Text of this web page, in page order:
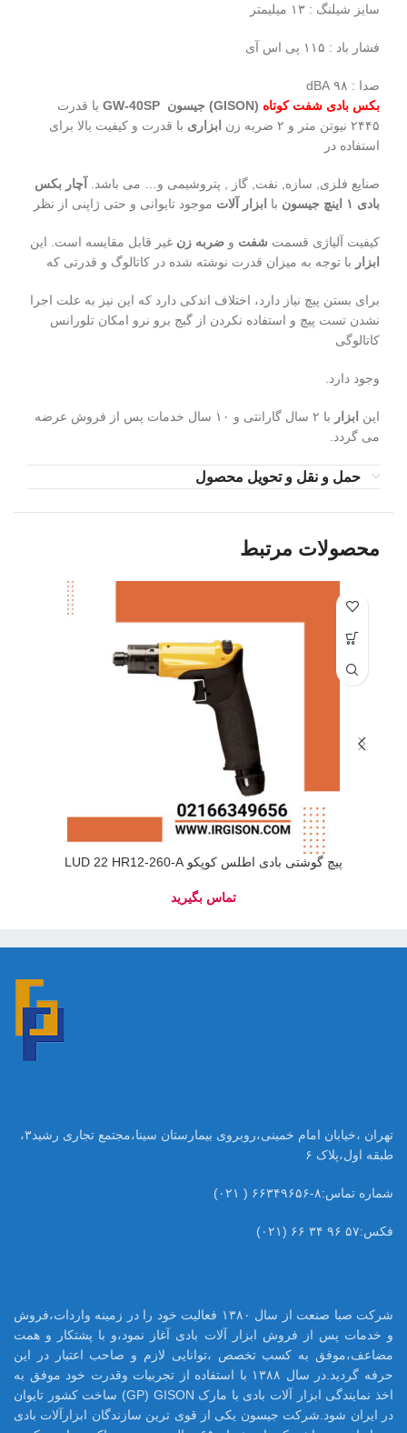
سایز شیلنگ : ۱۳ میلیمتر
فشار باد : ۱۱۵ پی اس آی
صدا : ۹۸ dBA
بکس بادی شفت کوتاه (GISON) جیسون GW-40SP
با قدرت
۲۴۴۵ نیوتن متر و ۲ ضربه زن
ابزاری با قدرت و کیفیت بالا برای
استفاده در
صنایع فلزی, سازه, نفت, گاز , پتروشیمی و… می باشد.
آچار بکس
بادی ۱ اینچ جیسون
با ابزار آلات موجود تایوانی و حتی ژاپنی از نظر
کیفیت آلیاژی قسمت شفت و ضربه زن غیر قابل مقایسه است. این
ابزار با توجه به میزان قدرت نوشته شده در کاتالوگ و قدرتی که
برای بستن پیچ نیاز دارد، اختلاف اندکی دارد که این نیز به علت اجرا
نشدن تست پیچ و استفاده نکردن از گیج برو نرو امکان تلورانس
کاتالوگی
وجود دارد.
این ابزار
با ۲ سال گارانتی و ۱۰ سال خدمات پس از فروش عرضه
می گردد.
حمل و نقل و تحویل محصول
محصولات مرتبط
پیچ گوشتی بادی اطلس کوپکو LUD 22 HR12-260-A
تهران ،خیابان امام خمینی،روبروی بیمارستان سینا،مجتمع تجاری رشید۳،
طبقه اول،پلاک ۶
شماره تماس:۸-۶۶۳۴۹۶۵۶ ( ۰۲۱)
فکس:۵۷ ۹۶ ۳۴ ۶۶ (۰۲۱)
شرکت صبا صنعت از سال ۱۳۸۰ فعالیت خود را در زمینه واردات،فروش
و خدمات پس از فروش ابزار آلات بادی آغاز نمود،و با پشتکار و همت
مضاعف،موفق به کسب تخصص ،توانایی لازم و صاحب اعتبار در این
حرفه گردید.در سال ۱۳۸۸ با استفاده از تجربیات وقدرت خود موفق به
اخذ نمایندگی ابزار آلات بادی با مارک GP) GISON) ساخت کشور تایوان
در ایران شود.شرکت جیسون یکی از قوی ترین سازندگان ابزارآلات بادی